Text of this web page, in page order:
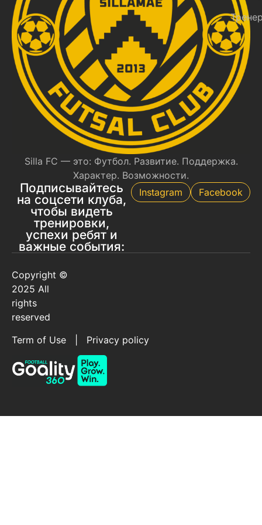
Silla FC — это: Футбол. Развитие. Поддержка.
Характер. Возможности.
Подписывайтесь
на соцсети клуба,
чтобы видеть
тренировки,
успехи ребят и
важные события:
Instagram Facebook
Copyright ©
2025 All
rights
reserved
Term of Use | Privacy policy